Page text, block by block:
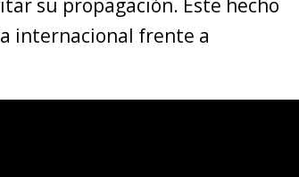
su propagación. Este hecho
internacional frente a